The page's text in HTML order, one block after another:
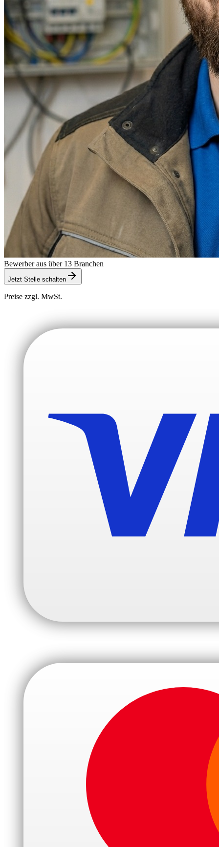
Bewerber aus über 13 Branchen
Jetzt Stelle schalten
Preise zzgl. MwSt.